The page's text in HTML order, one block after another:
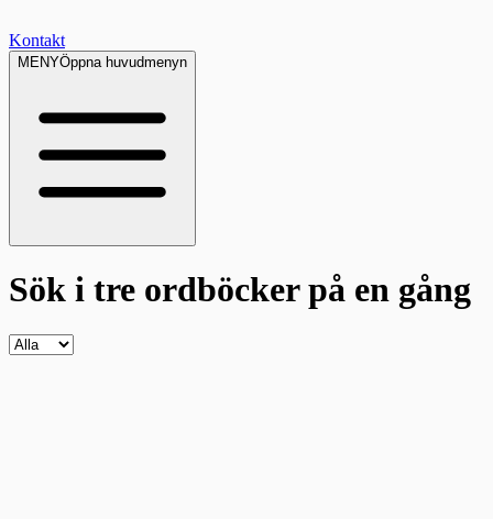
Kontakt
MENYÖppna huvudmenyn
Sök i tre ordböckerpå en gång